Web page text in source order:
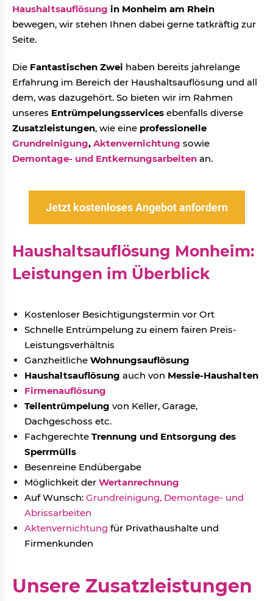
Haushaltsauflösung in Monheim am Rhein
bewegen, wir stehen Ihnen dabei gerne tatkräftig zur
Seite.
Die Fantastischen Zwei haben bereits jahrelange
Erfahrung im Bereich der Haushaltsauflösung und all
dem, was dazugehört. So bieten wir im Rahmen
unseres Entrümpelungsservices ebenfalls diverse
Zusatzleistungen, wie eine professionelle
Grundreinigung, Aktenvernichtung sowie
Demontage- und Entkernungsarbeiten an.
Jetzt kostenloses Angebot anfordern
Haushaltsauflösung Monheim:
Leistungen im Überblick
Kostenloser Besichtigungstermin vor Ort
Schnelle Entrümpelung zu einem fairen Preis-
Leistungsverhältnis
Ganzheitliche Wohnungsauflösung
Haushaltsauflösung auch von Messie-Haushalten
Firmenauflösung
Teilentrümpelung von Keller, Garage,
Dachgeschoss etc.
Fachgerechte Trennung und Entsorgung des
Sperrmülls
Besenreine Endübergabe
Möglichkeit der Wertanrechnung
Auf Wunsch: Grundreinigung, Demontage- und
Abrissarbeiten
Aktenvernichtung für Privathaushalte und
Firmenkunden
Unsere Zusatzleistungen